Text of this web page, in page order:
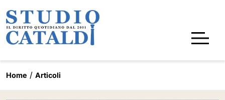
Home Articoli